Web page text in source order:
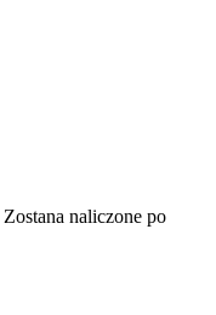
Zostana naliczone po